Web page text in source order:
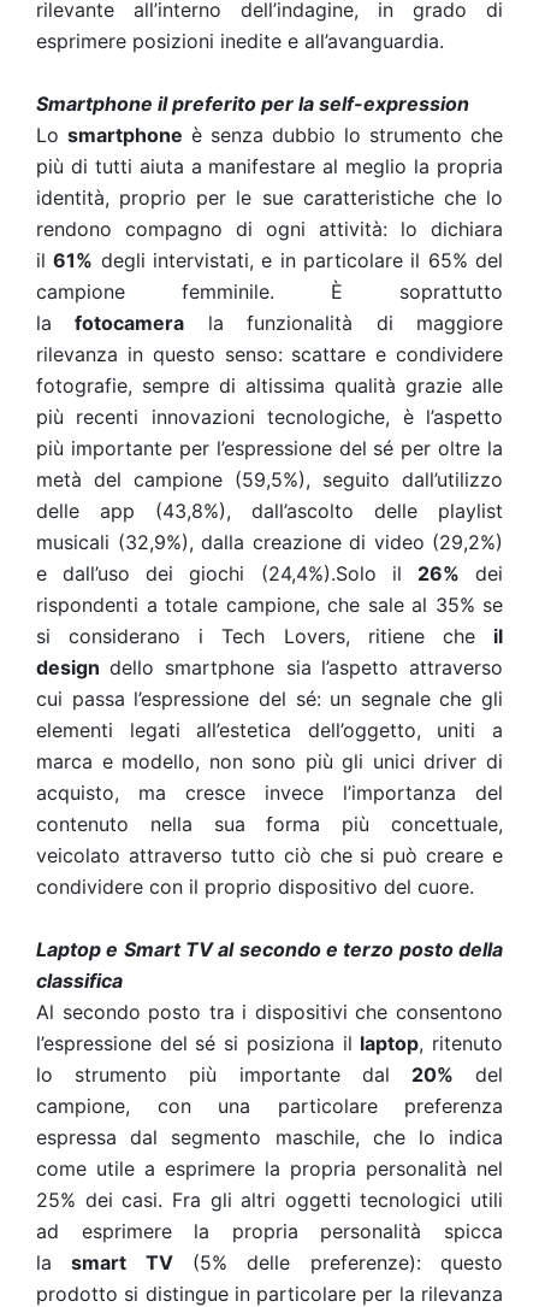
rilevante all’interno dell’indagine, in grado di
esprimere posizioni inedite e all’avanguardia.
Smartphone il preferito per la self-expression
Lo smartphone è senza dubbio lo strumento che
più di tutti aiuta a manifestare al meglio la propria
identità, proprio per le sue caratteristiche che lo
rendono compagno di ogni attività: lo dichiara
il 61% degli intervistati, e in particolare il 65% del
campione femminile. È soprattutto
la
fotocamera
la funzionalità di maggiore
rilevanza in questo senso: scattare e condividere
fotografie, sempre di altissima qualità grazie alle
più recenti innovazioni tecnologiche, è l’aspetto
più importante per l’espressione del sé per oltre la
metà del campione (59,5%), seguito dall’utilizzo
delle app (43,8%), dall’ascolto delle playlist
musicali (32,9%), dalla creazione di video (29,2%)
e dall’uso dei giochi (24,4%).Solo il
26%
dei
rispondenti a totale campione, che sale al 35% se
si considerano i Tech Lovers, ritiene che
il
design dello smartphone sia l’aspetto attraverso
cui passa l’espressione del sé: un segnale che gli
elementi legati all’estetica dell’oggetto, uniti a
marca e modello, non sono più gli unici driver di
acquisto, ma cresce invece l’importanza del
contenuto nella sua forma più concettuale,
veicolato attraverso tutto ciò che si può creare e
condividere con il proprio dispositivo del cuore.
Laptop e Smart TV al secondo e terzo posto della
classifica
Al secondo posto tra i dispositivi che consentono
l’espressione del sé si posiziona il laptop, ritenuto
lo strumento più importante dal
20%
del
campione, con una particolare preferenza
espressa dal segmento maschile, che lo indica
come utile a esprimere la propria personalità nel
25% dei casi. Fra gli altri oggetti tecnologici utili
ad esprimere la propria personalità spicca
la
smart TV
(5% delle preferenze): questo
prodotto si distingue in particolare per la rilevanza